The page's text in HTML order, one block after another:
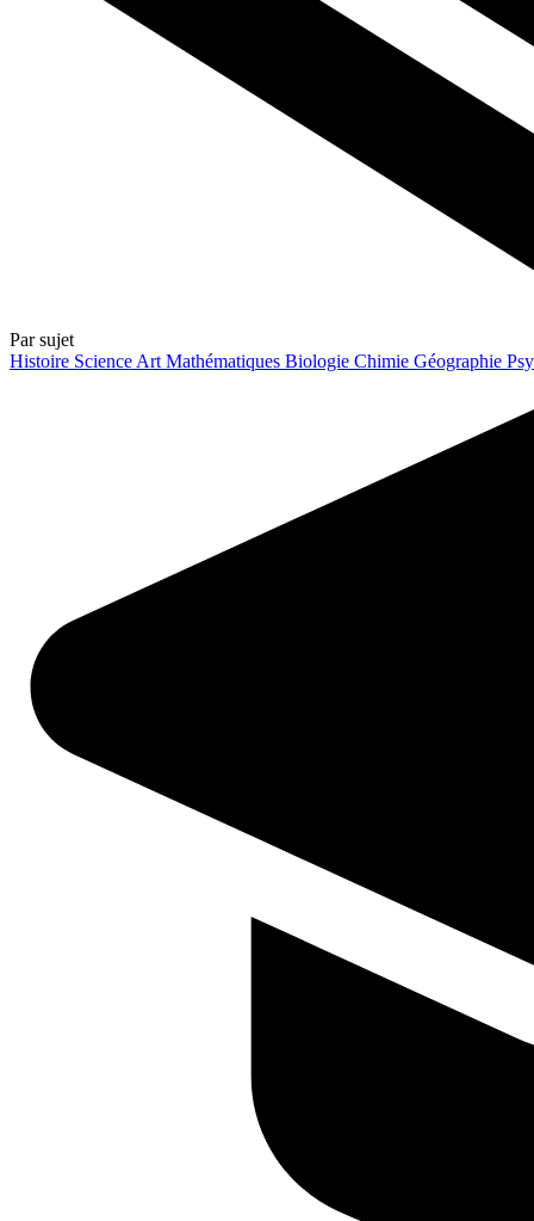
Par sujet
Histoire Science Art Mathématiques Biologie Chimie Géographie